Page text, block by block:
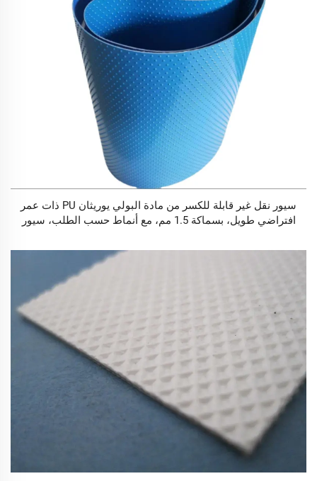
سيور نقل غير قابلة للكسر من مادة البولي يوريثان PU ذات عمر
افتراضي طويل، بسماكة 1.5 مم، مع أنماط حسب الطلب، سيور
الغذائية